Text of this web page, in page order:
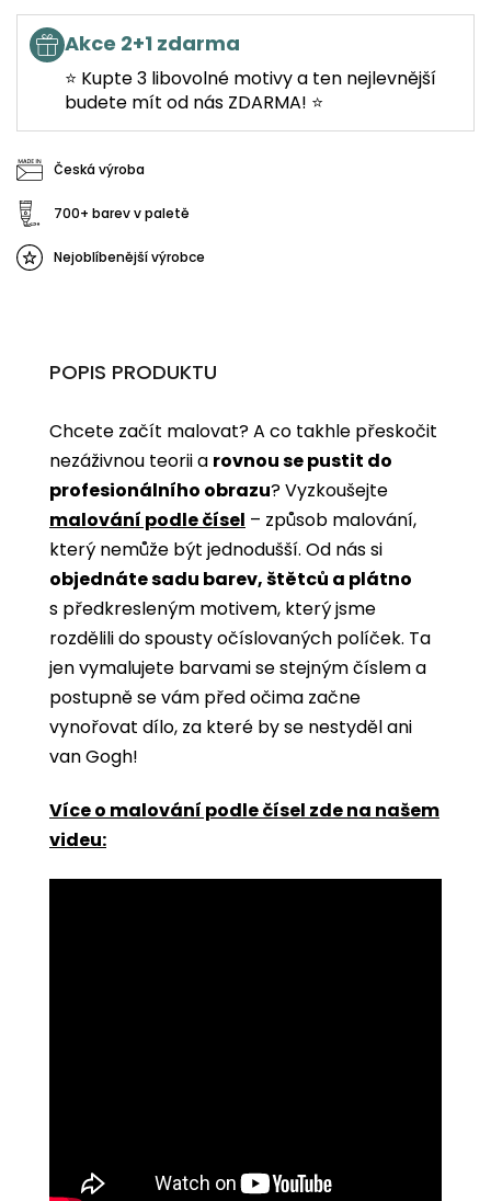
Akce 2+1 zdarma
⭐ Kupte 3 libovolné motivy a ten nejlevnější
budete mít od nás ZDARMA! ⭐
Česká výroba
700+ barev v paletě
Nejoblíbenější výrobce
POPIS PRODUKTU
Chcete začít malovat? A co takhle přeskočit
nezáživnou teorii a rovnou se pustit do
profesionálního obrazu? Vyzkoušejte
malování podle čísel ­­– způsob malování,
který nemůže být jednodušší. Od nás si
objednáte sadu barev, štětců a plátno
s předkresleným motivem, který jsme
rozdělili do spousty očíslovaných políček. Ta
jen vymalujete barvami se stejným číslem a
postupně se vám před očima začne
vynořovat dílo, za které by se nestyděl ani
van Gogh!
Více o malování podle čísel zde na našem
videu: